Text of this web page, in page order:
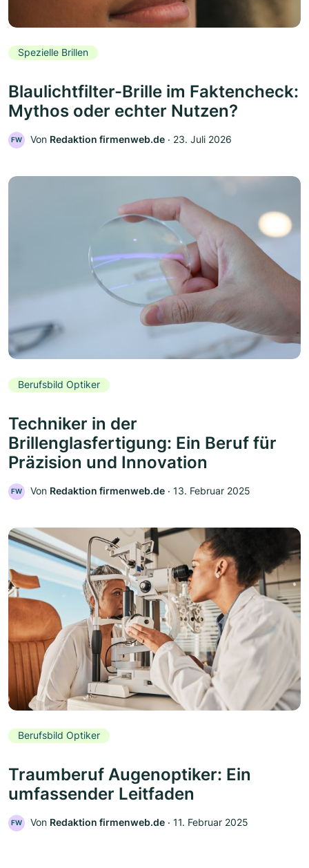
Spezielle Brillen
Blaulichtfilter-Brille im Faktencheck:
Mythos oder echter Nutzen?
FW Von Redaktion firmenweb.de ‧ 23. Juli 2026
Berufsbild Optiker
Techniker in der
Brillenglasfertigung: Ein Beruf für
Präzision und Innovation
FW Von Redaktion firmenweb.de ‧ 13. Februar 2025
Berufsbild Optiker
Traumberuf Augenoptiker: Ein
umfassender Leitfaden
FW Von Redaktion firmenweb.de ‧ 11. Februar 2025